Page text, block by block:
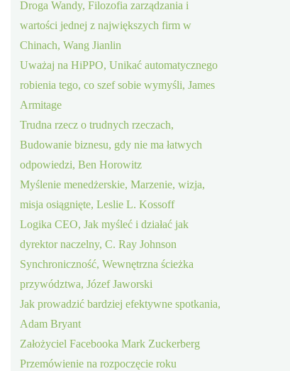
Droga Wandy, Filozofia zarządzania i
wartości jednej z największych firm w
Chinach, Wang Jianlin
Uważaj na HiPPO, Unikać automatycznego
robienia tego, co szef sobie wymyśli, James
Armitage
Trudna rzecz o trudnych rzeczach,
Budowanie biznesu, gdy nie ma łatwych
odpowiedzi, Ben Horowitz
Myślenie menedżerskie, Marzenie, wizja,
misja osiągnięte, Leslie L. Kossoff
Logika CEO, Jak myśleć i działać jak
dyrektor naczelny, C. Ray Johnson
Synchroniczność, Wewnętrzna ścieżka
przywództwa, Józef Jaworski
Jak prowadzić bardziej efektywne spotkania,
Adam Bryant
Założyciel Facebooka Mark Zuckerberg
Przemówienie na rozpoczęcie roku